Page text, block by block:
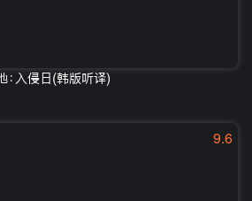
：入侵日(韩版听译)
9.6